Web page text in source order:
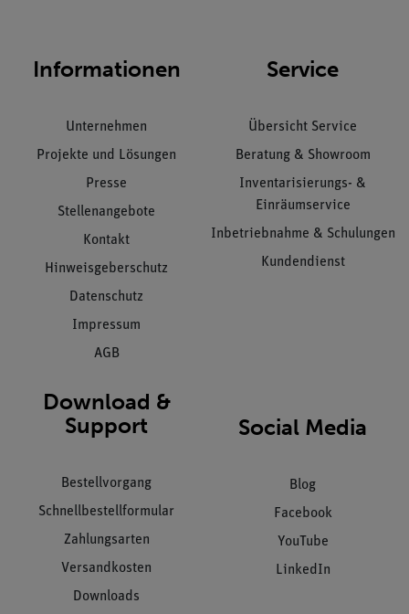
Informationen
Unternehmen
Projekte und Lösungen
Presse
Stellenangebote
Kontakt
Hinweisgeberschutz
Datenschutz
Impressum
AGB
Service
Übersicht Service
Beratung & Showroom
Inventarisierungs- &
Einräumservice
Inbetriebnahme & Schulungen
Kundendienst
Download &
Support
Bestellvorgang
Schnellbestellformular
Zahlungsarten
Versandkosten
Downloads
Social Media
Blog
Facebook
YouTube
LinkedIn